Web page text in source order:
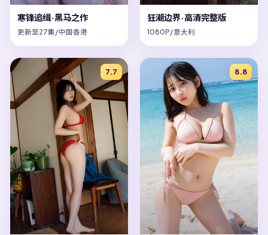
寒锋追缉·黑马之作
更新至27集/中国香港
狂潮边界·高清完整版
1080P/意大利
7.7 8.8